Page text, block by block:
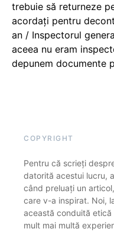
trebuie să returneze
acordați pentru
an / Inspectorul
aceea nu eram
depunem documente
COPYRIGHT
Pentru că scrieți
datorită acestui lucru,
când preluați un
care v-a inspirat. Noi,
această conduită
mult mai multă